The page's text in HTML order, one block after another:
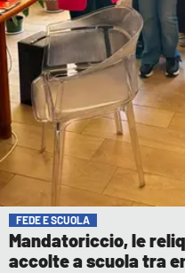
FEDE E SCUOLA
Mandatoriccio, le
accolte a scuola tra